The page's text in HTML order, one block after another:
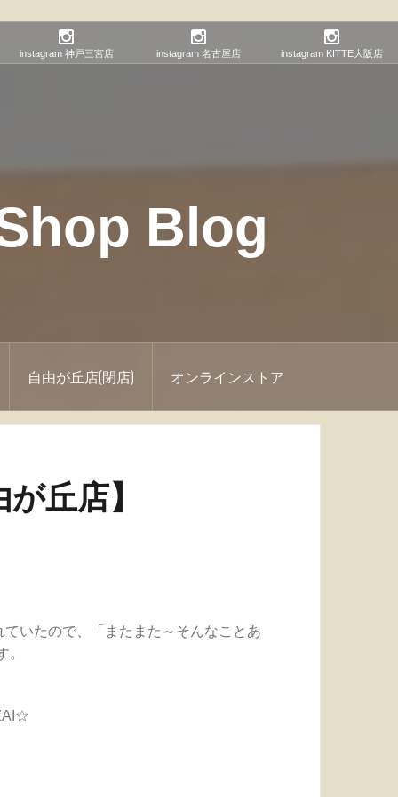
instagram 神戸三宮店 instagram 名古屋店 instagram KITTE大阪店
Blog
自由が丘店(閉店) オンラインストア
丘店】
いたので、「またまた～そんなことあ